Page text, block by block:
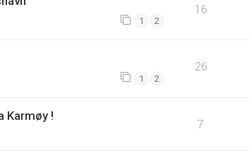
1 2
16
1 2
26
Karmøy !
7